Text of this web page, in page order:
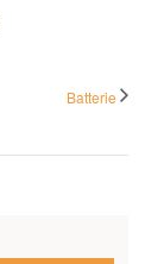
Batterie